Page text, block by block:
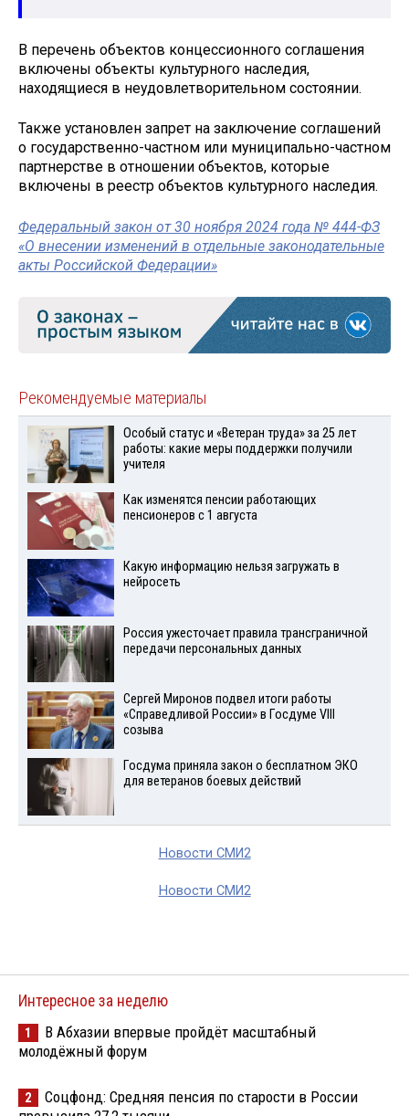
В перечень объектов концессионного соглашения
включены объекты культурного наследия,
находящиеся в неудовлетворительном состоянии.
Также установлен запрет на заключение соглашений
о государственно-частном или муниципально-частном
партнерстве в отношении объектов, которые
включены в реестр объектов культурного наследия.
Федеральный закон от 30 ноября 2024 года № 444-ФЗ
«О внесении изменений в отдельные законодательные
акты Российской Федерации»
Рекомендуемые материалы
Особый статус и «Ветеран труда» за 25 лет
работы: какие меры поддержки получили
учителя
Как изменятся пенсии работающих
пенсионеров с 1 августа
Какую информацию нельзя загружать в
нейросеть
Россия ужесточает правила трансграничной
передачи персональных данных
Сергей Миронов подвел итоги работы
«Справедливой России» в Госдуме VIII
созыва
Госдума приняла закон о бесплатном ЭКО
для ветеранов боевых действий
Новости СМИ2
Новости СМИ2
Интересное за неделю
1
В Абхазии впервые пройдёт масштабный
молодёжный форум
2
Соцфонд: Средняя пенсия по старости в России